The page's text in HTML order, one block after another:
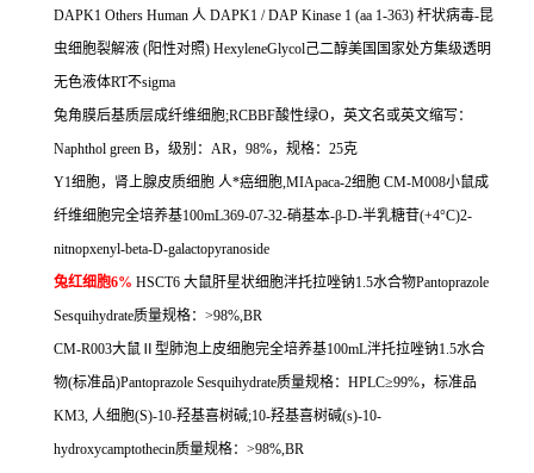
DAPK1 Others Human 人 DAPK1 / DAP Kinase 1 (aa 1-363) 杆状病毒-昆
虫细胞裂解液 (阳性对照) HexyleneGlycol己二醇美国国家处方集级透明
无色液体RT不sigma
兔角膜后基质层成纤维细胞;RCBBF酸性绿O，英文名或英文缩写：
Naphthol green B，级别： AR， 98%，规格： 25克
Y1细胞，肾上腺皮质细胞 人*癌细胞,MIApaca-2细胞 CM-M008小鼠成
纤维细胞完全培养基100mL369-07-32-硝基本-β-D-半乳糖苷(+4°C)2-
nitnopxenyl-beta-D-galactopyranoside
兔红细胞6% HSCT6 大鼠肝星状细胞泮托拉唑钠1.5水合物Pantoprazole
Sesquihydrate质量规格： >98%,BR
CM-R003大鼠Ⅱ型肺泡上皮细胞完全培养基100mL泮托拉唑钠1.5水合
物(标准品)Pantoprazole Sesquihydrate质量规格： HPLC≥99%，标准品
KM3, 人细胞(S)-10-羟基喜树碱;10-羟基喜树碱(s)-10-
hydroxycamptothecin质量规格： >98%,BR